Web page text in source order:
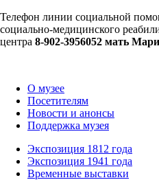
Телефон линии социальной
социально-медицинского
центра 8-902-3956052 мать
О музее
Посетителям
Новости и анонсы
Поддержка музея
Экспозиция 1812 года
Экспозиция 1941 года
Временные выставки